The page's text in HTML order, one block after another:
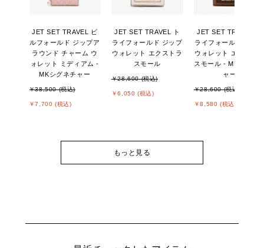
JET SET TRAVEL ビ
ルフォールド ジップア
ラウンド チャーム ウ
ォレット ミディアム -
MKシグネチャー
￥38,500 (税込)
￥7,700 (税込)
JET SET TRAVEL ト
ライフォールド ジップ
ウォレット エクストラ
スモール
￥28,600 (税込)
￥6,050 (税込)
JET SET TRAVEL ト
ライフォールド ジッ
ウォレット エクスト
スモール - MKシグネ
ャー
￥28,600 (税込)
￥8,580 (税込)
もっと見る